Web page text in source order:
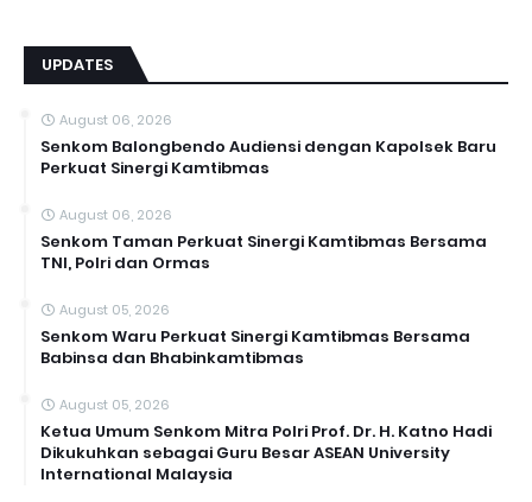
UPDATES
August 06, 2026
Senkom Balongbendo Audiensi dengan Kapolsek Baru
Perkuat Sinergi Kamtibmas
August 06, 2026
Senkom Taman Perkuat Sinergi Kamtibmas Bersama
TNI, Polri dan Ormas
August 05, 2026
Senkom Waru Perkuat Sinergi Kamtibmas Bersama
Babinsa dan Bhabinkamtibmas
August 05, 2026
Ketua Umum Senkom Mitra Polri Prof. Dr. H. Katno Hadi
Dikukuhkan sebagai Guru Besar ASEAN University
International Malaysia